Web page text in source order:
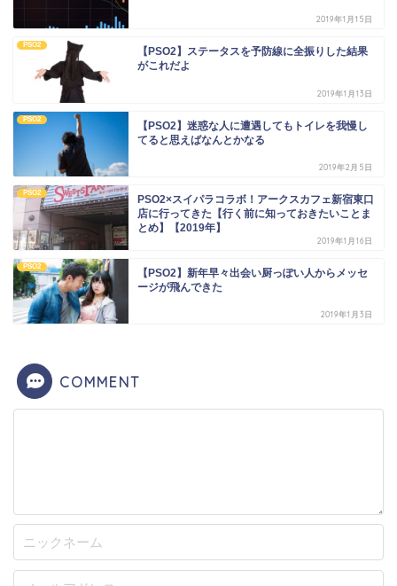
2019年1月15日
PSO2
【PSO2】ステータスを予防線に全振りした結果
がこれだよ
2019年1月13日
PSO2
【PSO2】迷惑な人に遭遇してもトイレを我慢し
てると思えばなんとかなる
2019年2月5日
PSO2
PSO2×スイパラコラボ！アークスカフェ新宿東口
店に行ってきた【行く前に知っておきたいことま
とめ】【2019年】
2019年1月16日
PSO2
【PSO2】新年早々出会い厨っぽい人からメッセ
ージが飛んできた
2019年1月3日
COMMENT